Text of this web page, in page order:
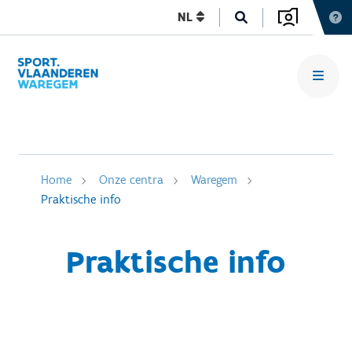
NL
Home Onze centra
Waregem
Praktische info
Praktische info